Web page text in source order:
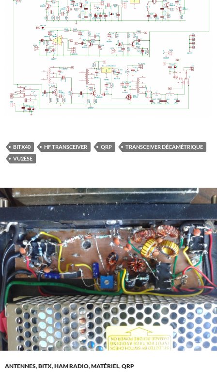
BITX40 HF TRANSCEIVER QRP
TRANSCEIVER DÉCAMÉTRIQUE
VU2ESE
ANTENNES,BITX,HAM RADIO,MATÉRIEL,QRP